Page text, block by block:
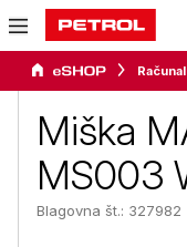
Miška
MS003
Blagovna št.: 327982